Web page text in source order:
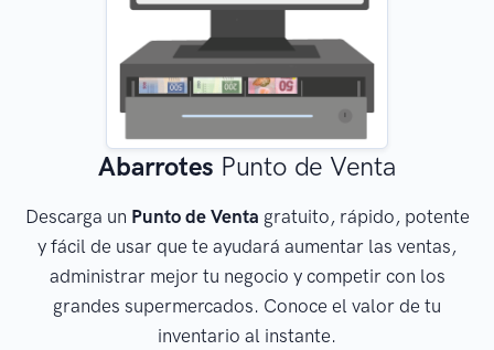
Abarrotes Punto de Venta
Descarga un Punto de Venta gratuito, rápido, potente
y fácil de usar que te ayudará aumentar las ventas,
administrar mejor tu negocio y competir con los
grandes supermercados. Conoce el valor de tu
inventario al instante.